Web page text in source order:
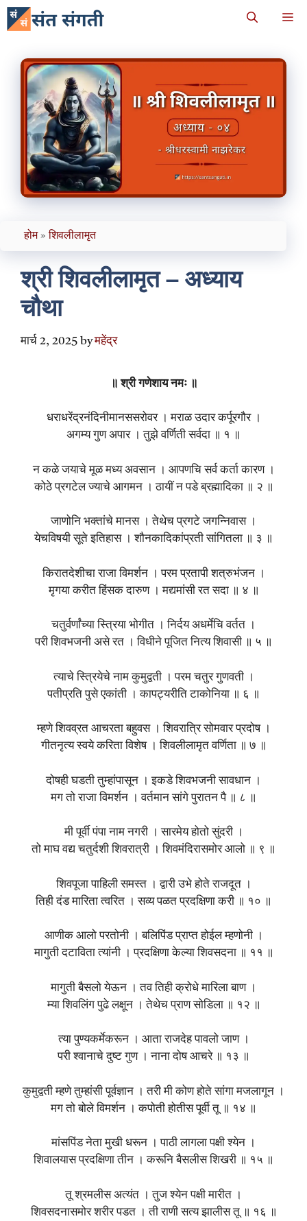
Skip
to
होम»शिवलीलामृत
श्री शिवलीलामृत – अध्याय
चौथा
मार्च 2, 2025 byमहेंद्र
॥ श्री गणेशाय नमः ॥
धराधरेंद्रनंदिनीमानससरोवर । मराळ उदार कर्पूरगौर ।
अगम्य गुण अपार । तुझे वर्णिती सर्वदा ॥ १ ॥
न कळे जयाचे मूळ मध्य अवसान । आपणचि सर्व कर्ता कारण ।
कोठे प्रगटेल ज्याचे आगमन । ठायीं न पडे ब्रह्मादिका ॥ २ ॥
जाणोनि भक्तांचे मानस । तेथेच प्रगटे जगन्निवास ।
येचविषयी सूते इतिहास । शौनकादिकांप्रती सांगितला ॥ ३ ॥
किरातदेशीचा राजा विमर्शन । परम प्रतापी शत्रुभंजन ।
मृगया करीत हिंसक दारुण । मद्यमांसी रत सदा ॥ ४ ॥
चतुर्वर्णांच्या स्त्रिया भोगीत । निर्दय अधर्मेचि वर्तत ।
परी शिवभजनी असे रत । विधीने पूजित नित्य शिवासी ॥ ५ ॥
त्याचे स्त्रियेचे नाम कुमुद्वती । परम चतुर गुणवती ।
पतीप्रति पुसे एकांती । कापट्यरीति टाकोनिया ॥ ६ ॥
म्हणे शिवव्रत आचरता बहुवस । शिवरात्रि सोमवार प्रदोष ।
गीतनृत्य स्वये करिता विशेष । शिवलीलामृत वर्णिता ॥ ७ ॥
दोषही घडती तुम्हांपासून । इकडे शिवभजनी सावधान ।
मग तो राजा विमर्शन । वर्तमान सांगे पुरातन पै ॥ ८ ॥
मी पूर्वी पंपा नाम नगरी । सारमेय होतो सुंदरी ।
तो माघ वद्य चतुर्दशी शिवरात्री । शिवमंदिरासमोर आलो ॥ ९ ॥
शिवपूजा पाहिली समस्त । द्वारी उभे होते राजदूत ।
तिही दंड मारिता त्वरित । सव्य पळत प्रदक्षिणा करी ॥ १० ॥
आणीक आलो परतोनी । बलिपिंड प्राप्त होईल म्हणोनी ।
मागुती दटाविता त्यांनी । प्रदक्षिणा केल्या शिवसदना ॥ ११ ॥
मागुती बैसलो येऊन । तव तिही क्रोधे मारिला बाण ।
म्या शिवलिंग पुढे लक्षून । तेथेच प्राण सोडिला ॥ १२ ॥
त्या पुण्यकर्मेकरून । आता राजदेह पावलो जाण ।
परी श्वानाचे दुष्ट गुण । नाना दोष आचरे ॥ १३ ॥
कुमुद्वती म्हणे तुम्हांसी पूर्वज्ञान । तरी मी कोण होते सांगा मजलागून ।
मग तो बोले विमर्शन । कपोती होतीस पूर्वी तू ॥ १४ ॥
मांसपिंड नेता मुखी धरून । पाठी लागला पक्षी श्येन ।
शिवालयास प्रदक्षिणा तीन । करूनि बैसलीस शिखरी ॥ १५ ॥
तू श्रमलीस अत्यंत । तुज श्येन पक्षी मारीत ।
शिवसदनासमोर शरीर पडत । ती राणी सत्य झालीस तू ॥ १६ ॥